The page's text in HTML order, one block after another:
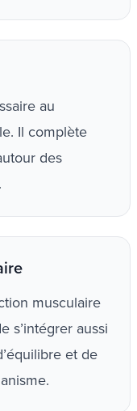
au
Il complète
des
musculaire
s’intégrer aussi
et de